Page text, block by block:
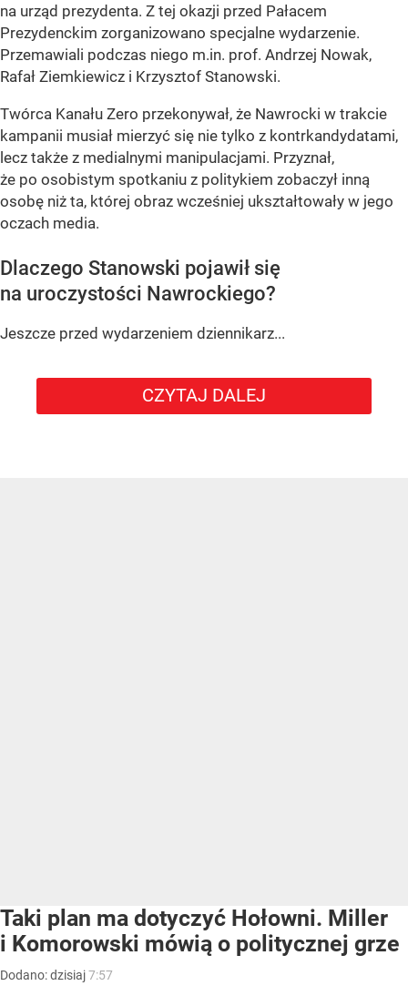
na urząd prezydenta. Z tej okazji przed Pałacem
Prezydenckim zorganizowano specjalne wydarzenie.
Przemawiali podczas niego m.in. prof. Andrzej Nowak,
Rafał Ziemkiewicz i Krzysztof Stanowski.
Twórca Kanału Zero przekonywał, że Nawrocki w trakcie
kampanii musiał mierzyć się nie tylko z kontrkandydatami,
lecz także z medialnymi manipulacjami. Przyznał,
że po osobistym spotkaniu z politykiem zobaczył inną
osobę niż ta, której obraz wcześniej ukształtowały w jego
oczach media.
Dlaczego Stanowski pojawił się
na uroczystości Nawrockiego?
Jeszcze przed wydarzeniem dziennikarz...
CZYTAJ DALEJ
Taki plan ma dotyczyć Hołowni. Miller
i Komorowski mówią o politycznej grze
Dodano:dzisiaj7:57